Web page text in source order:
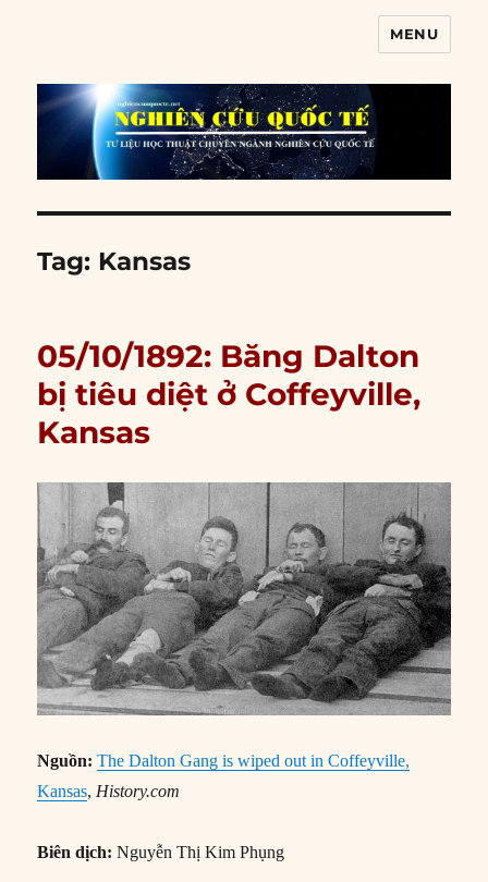
MENU
Tag: Kansas
05/10/1892: Băng Dalton
bị tiêu diệt ở Coffeyville,
Kansas
Nguồn:The Dalton Gang is wiped out in Coffeyville,
Kansas,History.com
Biên dịch: Nguyễn Thị Kim Phụng